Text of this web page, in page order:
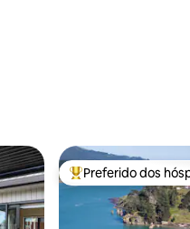
Entre os melhores
Preferido dos